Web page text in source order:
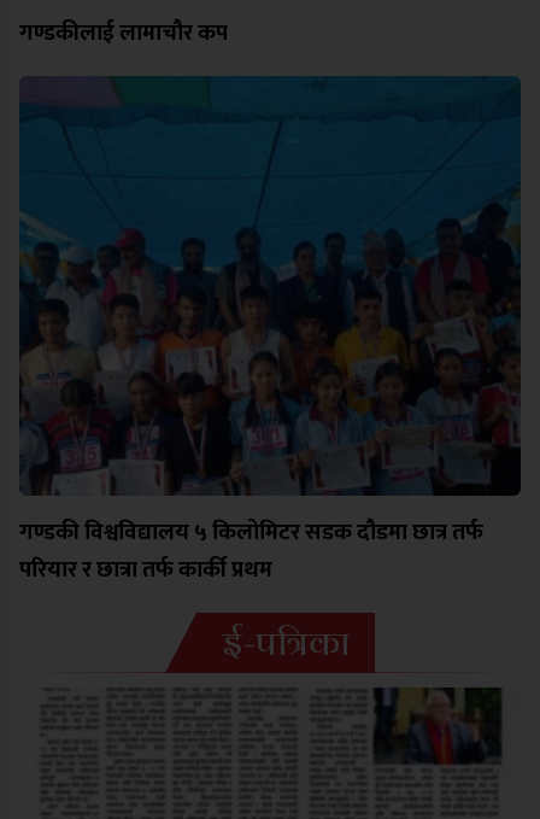
गण्डकीलाई लामाचौर कप
गण्डकी विश्वविद्यालय ५ किलोमिटर सडक दौडमा छात्र तर्फ
परियार र छात्रा तर्फ कार्की प्रथम
ई-पत्रिका